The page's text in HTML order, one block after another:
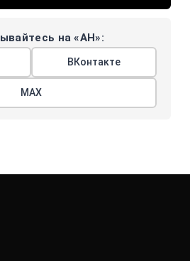
на «АН»:
ВКонтакте
МАХ